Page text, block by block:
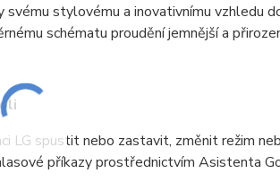
stylovému a inovativnímu vzhledu
schématu proudění jemnější a
LG spustit nebo zastavit, změnit režim
příkazy prostřednictvím Asistenta